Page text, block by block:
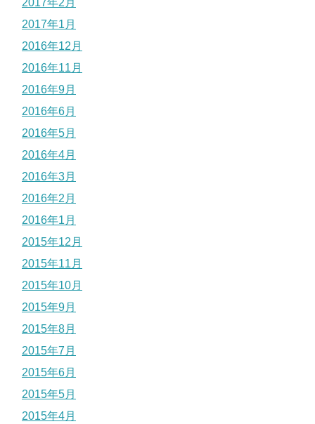
2017年2月
2017年1月
2016年12月
2016年11月
2016年9月
2016年6月
2016年5月
2016年4月
2016年3月
2016年2月
2016年1月
2015年12月
2015年11月
2015年10月
2015年9月
2015年8月
2015年7月
2015年6月
2015年5月
2015年4月